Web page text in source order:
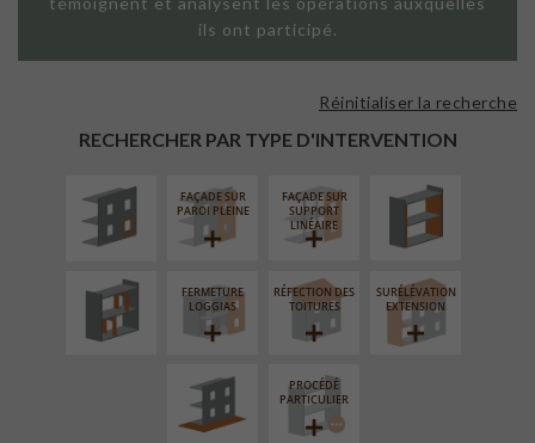
ils ont participé.
RECHERCHER PAR TYPE D'INTERVENTION
Réinitialiser la recherche
EXTÉRIEURE
FAÇADE SUR
PAROI PLEINE
FAÇADE SUR
SUPPORT
LINÉAIRE
ISOLATION
INTÉRIEURE
RÉAMÉNAGEMENT
INTÉRIEUR
FERMETURE
LOGGIAS
RÉFECTION DES
TOITURES
SURÉLÉVATION
EXTENSION
AMÉNAGEMENT
EXTÉRIEUR
PROCÉDÉ
PARTICULIER